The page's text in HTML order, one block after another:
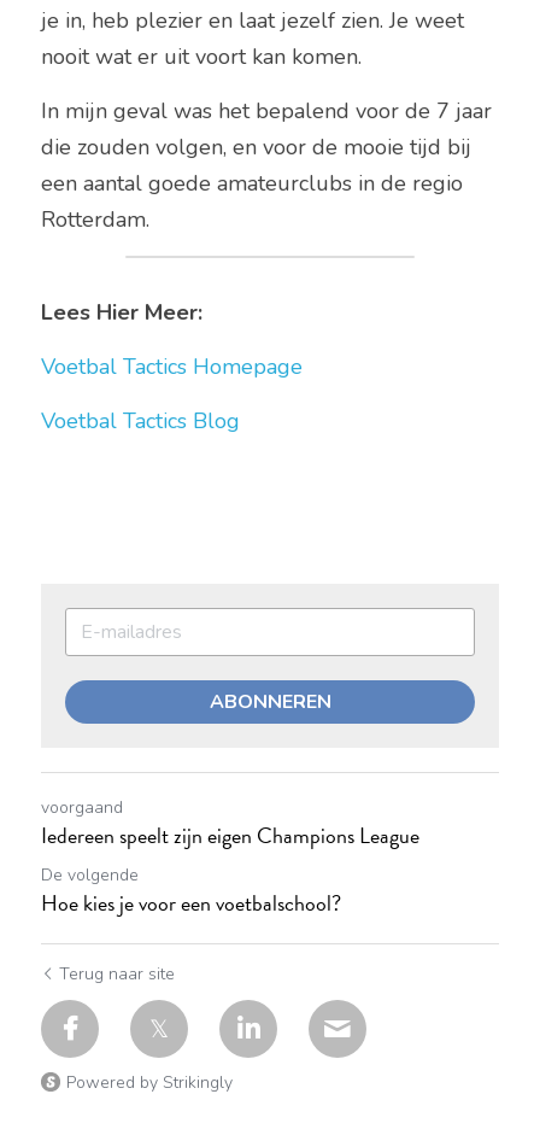
je in, heb plezier en laat jezelf zien. Je weet
nooit wat er uit voort kan komen.
In mijn geval was het bepalend voor de 7 jaar
die zouden volgen, en voor de mooie tijd bij
een aantal goede amateurclubs in de regio
Rotterdam.
Lees Hier Meer:
Voetbal Tactics Homepage
Voetbal Tactics Blog
ABONNEREN
voorgaand
Iedereen speelt zijn eigen Champions League
De volgende
Hoe kies je voor een voetbalschool?
Terug naar site
Powered by Strikingly